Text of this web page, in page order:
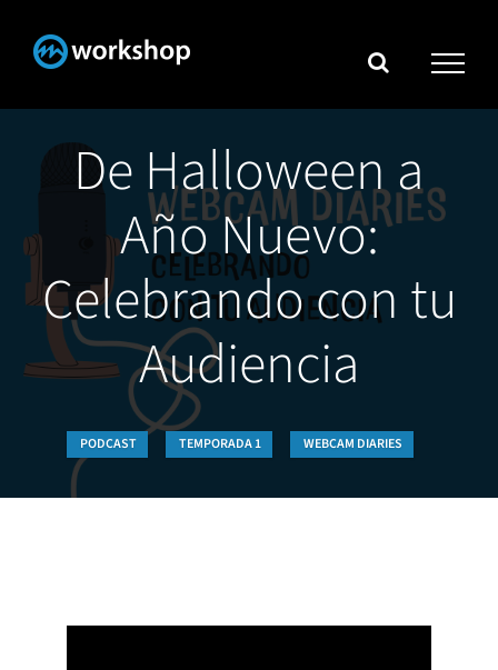
De Halloween a
Año Nuevo:
Celebrando con tu
Audiencia
PODCAST TEMPORADA 1 WEBCAM DIARIES